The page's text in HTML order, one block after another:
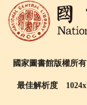
國家圖書館版權所
最佳解析度